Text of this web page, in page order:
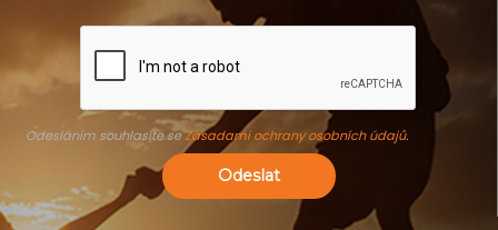
Odesláním souhlasíte seZásadami ochrany osobních údajů.
Odeslat